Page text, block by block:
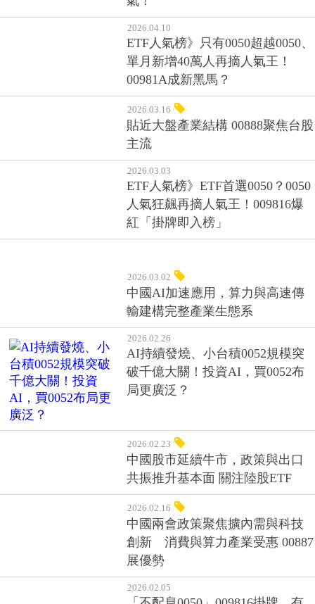
2026.04.10
ETF人氣榜》只有0050超越0050、
單月新增40萬人再摘人氣王！
00981A成新黑馬？
2026.03.16
貼近大盤產業結構 00888聚焦台股
主流
2026.03.03
ETF人氣榜》ETF首選0050？0050
人氣狂飆再摘人氣王！009816爆
紅「掛牌即入榜」
2026.03.02
中國AI加速應用，算力與高速傳
輸建構完整產業生態系
2026.02.26
AI持續發燒、小台積0052規模突
破千億大關！投資AI，買0052布
局更廣泛？
中國股市延續牛市，政策與出口
共振推升基本面 關注陸股ETF
2026.02.16
中國兩會政策聚焦擴內需與科技
創新 消費與算力產業受惠 00887
展優勢
2026.02.05
「不配息0050」009816掛牌，有
望比0050更強？存股老手：別錯